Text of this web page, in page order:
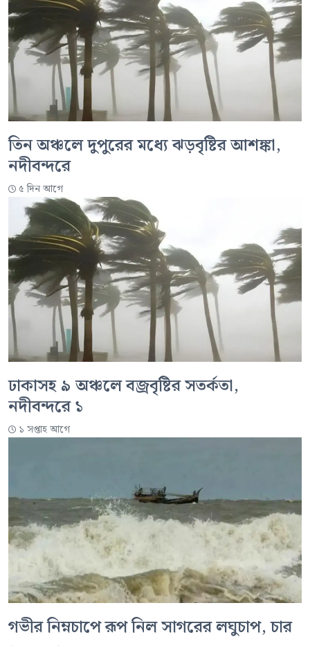
তিন অঞ্চলে দুপুরের মধ্যে ঝড়বৃষ্টির আশঙ্কা,
নদীবন্দরে
৫ দিন আগে
ঢাকাসহ ৯ অঞ্চলে বজ্রবৃষ্টির সতর্কতা,
নদীবন্দরে ১
১ সপ্তাহ আগে
গভীর নিম্নচাপে রূপ নিল সাগরের লঘুচাপ, চার